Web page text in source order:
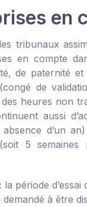
en
tribunaux
en compte
de paternité
de
heures non
aussi
d’un
5 semaines
la période
demandé à être